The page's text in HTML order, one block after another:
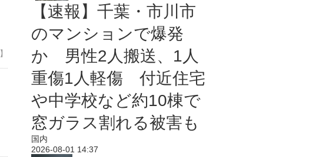
【速報】千葉・市川市
のマンションで爆発
か 男性2人搬送、1人
重傷1人軽傷 付近住宅
や中学校など約10棟で
窓ガラス割れる被害も
国内
2026-08-01 14:37